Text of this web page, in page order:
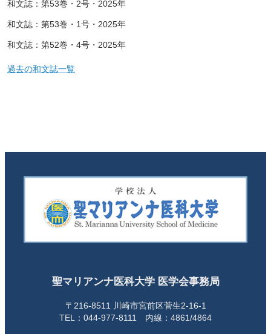
和文誌：第53巻・2号・2025年
和文誌：第53巻・1号・2025年
和文誌：第52巻・4号・2025年
過去の和文誌一覧
聖マリアンナ医科大学 医学会事務局
〒216-8511 川崎市宮前区菅生2-16-1
TEL：044-977-8111 内線：4861/4864